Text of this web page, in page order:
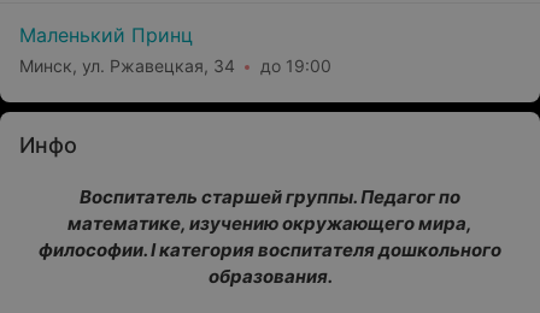
Маленький Принц
Минск, ул. Ржавецкая, 34 до 19:00
Инфо
Воспитатель старшей группы. Педагог по
математике, изучению окружающего мира,
философии. I категория воспитателя дошкольного
образования.